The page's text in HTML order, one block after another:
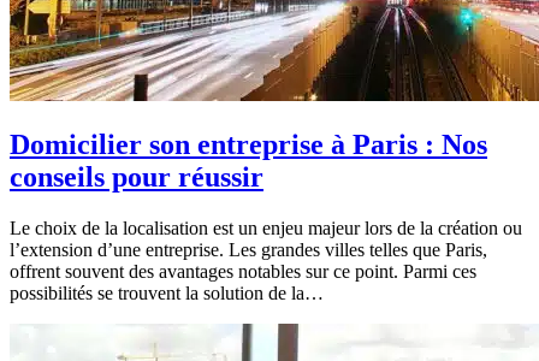
Domicilier son entreprise à Paris : Nos
conseils pour réussir
Le choix de la localisation est un enjeu majeur lors de la création ou
l’extension d’une entreprise. Les grandes villes telles que Paris,
offrent souvent des avantages notables sur ce point. Parmi ces
possibilités se trouvent la solution de la…